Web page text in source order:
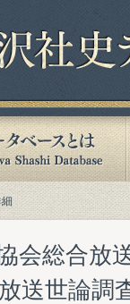
会総合放
送世論調